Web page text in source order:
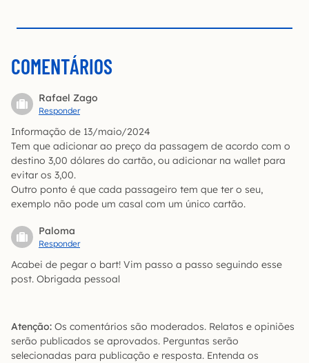
COMENTÁRIOS
Rafael Zago
Responder
Informação de 13/maio/2024
Tem que adicionar ao preço da passagem de acordo com o
destino 3,00 dólares do cartão, ou adicionar na wallet para
evitar os 3,00.
Outro ponto é que cada passageiro tem que ter o seu,
exemplo não pode um casal com um único cartão.
Paloma
Responder
Acabei de pegar o bart! Vim passo a passo seguindo esse
post. Obrigada pessoal
Atenção: Os comentários são moderados. Relatos e opiniões
serão publicados se aprovados. Perguntas serão
selecionadas para publicação e resposta. Entenda os